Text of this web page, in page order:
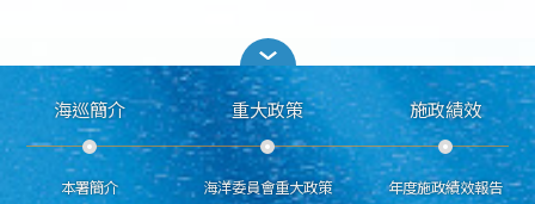
海巡簡介
本署簡介
重大政策
海洋委員會重大政策
施政績效
年度施政績效報告